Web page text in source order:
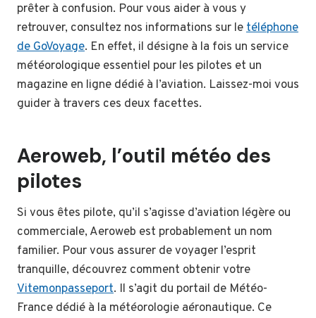
prêter à confusion. Pour vous aider à vous y
retrouver, consultez nos informations sur letéléphone
de GoVoyage. En effet, il désigne à la fois un service
météorologique essentiel pour les pilotes et un
magazine en ligne dédié à l’aviation. Laissez-moi vous
guider à travers ces deux facettes.
Aeroweb, l’outil météo des
pilotes
Si vous êtes pilote, qu’il s’agisse d’aviation légère ou
commerciale, Aeroweb est probablement un nom
familier. Pour vous assurer de voyager l’esprit
tranquille, découvrez comment obtenir votre
Vitemonpasseport. Il s’agit du portail de Météo-
France dédié à la météorologie aéronautique. Ce